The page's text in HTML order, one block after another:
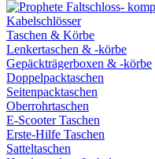
Kabelschlösser
Taschen & Körbe
Lenkertaschen & -körbe
Gepäckträgerboxen & -körbe
Doppelpacktaschen
Seitenpacktaschen
Oberrohrtaschen
E-Scooter Taschen
Erste-Hilfe Taschen
Satteltaschen